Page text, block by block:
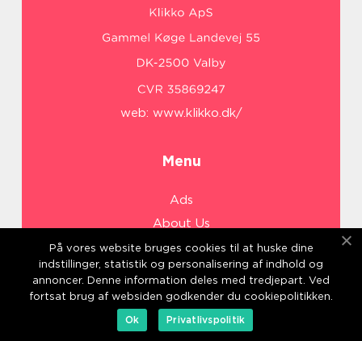
web: www.klikko.dk/
Menu
Ads
About Us
Cookies
Contact
Sitemap
På vores website bruges cookies til at huske dine
indstillinger, statistik og personalisering af indhold og
annoncer. Denne information deles med tredjepart. Ved
fortsat brug af websiden godkender du cookiepolitikken.
Ok
Privatlivspolitik